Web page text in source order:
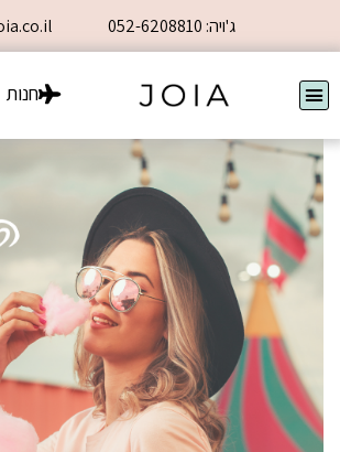
ג'ויה: 052-6208810
חנות